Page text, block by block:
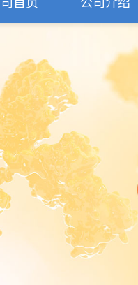
首页 公司介绍